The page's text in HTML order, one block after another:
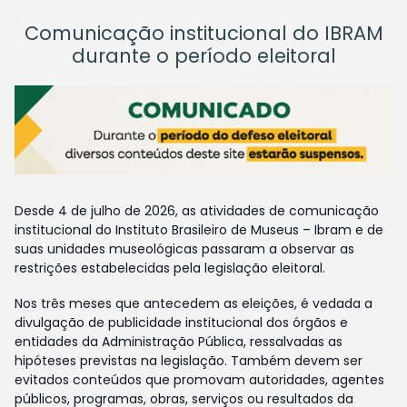
Comunicação institucional do IBRAM
durante o período eleitoral
Desde 4 de julho de 2026, as atividades de comunicação
institucional do Instituto Brasileiro de Museus – Ibram e de
suas unidades museológicas passaram a observar as
restrições estabelecidas pela legislação eleitoral.
Nos três meses que antecedem as eleições, é vedada a
divulgação de publicidade institucional dos órgãos e
entidades da Administração Pública, ressalvadas as
hipóteses previstas na legislação. Também devem ser
evitados conteúdos que promovam autoridades, agentes
públicos, programas, obras, serviços ou resultados da